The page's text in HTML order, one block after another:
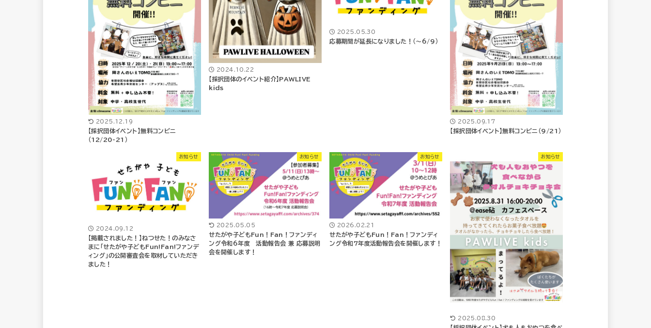
2025.12.19
【採択団体イベント】無料コンビニ
（12/20-21）
2024.10.22
【採択団体のイベント紹介】PAWLIVE
kids
2025.05.30
応募期間が延長になりました！（～6/9）
2025.09.17
【採択団体イベント】無料コンビニ（9/21）
お知らせ
2024.09.12
【掲載されました！】ねつせた！のみなさ
まに「せたがや子どもFun!Fan!ファンデ
ィング」の公開審査会を取材していただき
ました！
お知らせ
2025.05.05
せたがや子どもFun！Fan！ファンディ
ング令和6年度 活動報告会 兼 応募説明
会を開催します！
お知らせ
2026.02.21
せたがや子どもFun！Fan！ファンディ
ング令和7年度活動報告会を開催します！
お知らせ
2025.08.30